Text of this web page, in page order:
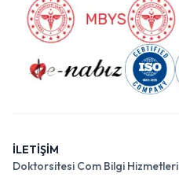
İLETİŞİM
Doktorsitesi Com Bilgi Hizmetleri